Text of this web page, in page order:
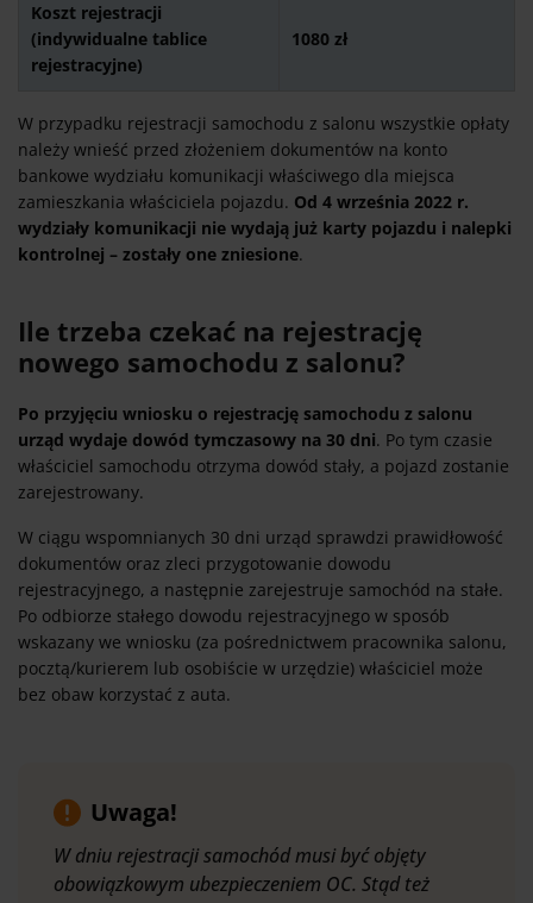
Koszt rejestracji
(indywidualne tablice
rejestracyjne)
1080 zł
W przypadku rejestracji samochodu z salonu wszystkie opłaty
należy wnieść przed złożeniem dokumentów na konto
bankowe wydziału komunikacji właściwego dla miejsca
zamieszkania właściciela pojazdu. Od 4 września 2022 r.
wydziały komunikacji nie wydają już karty pojazdu i nalepki
kontrolnej – zostały one zniesione.
Ile trzeba czekać na rejestrację
nowego samochodu z salonu?
Po przyjęciu wniosku o rejestrację samochodu z salonu
urząd wydaje dowód tymczasowy na 30 dni. Po tym czasie
właściciel samochodu otrzyma dowód stały, a pojazd zostanie
zarejestrowany.
W ciągu wspomnianych 30 dni urząd sprawdzi prawidłowość
dokumentów oraz zleci przygotowanie dowodu
rejestracyjnego, a następnie zarejestruje samochód na stałe.
Po odbiorze stałego dowodu rejestracyjnego w sposób
wskazany we wniosku (za pośrednictwem pracownika salonu,
pocztą/kurierem lub osobiście w urzędzie) właściciel może
bez obaw korzystać z auta.
Uwaga!
W dniu rejestracji samochód musi być objęty
obowiązkowym ubezpieczeniem OC. Stąd też